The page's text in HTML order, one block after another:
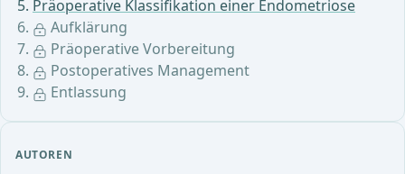
Präoperative Klassifikation einer Endometriose
Aufklärung
Präoperative Vorbereitung
Postoperatives Management
Entlassung
AUTOREN